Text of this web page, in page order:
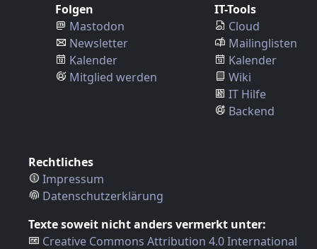
Folgen
Mastodon
Newsletter
Kalender
Mitglied werden
IT-Tools
Cloud
Mailinglisten
Kalender
Wiki
IT Hilfe
Backend
Rechtliches
Impressum
Datenschutzerklärung
Texte soweit nicht anders vermerkt unter:
Creative Commons Attribution 4.0 International